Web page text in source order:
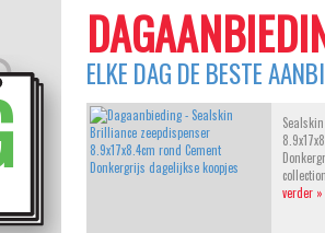
ELKE DAG DE BESTE
verder »